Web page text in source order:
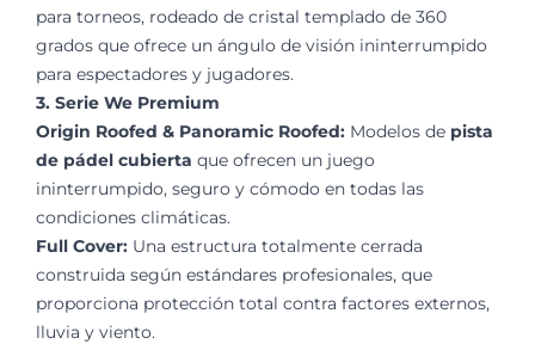
para torneos, rodeado de cristal templado de 360
grados que ofrece un ángulo de visión ininterrumpido
para espectadores y jugadores.
3. Serie We Premium
Origin Roofed & Panoramic Roofed: Modelos de pista
de pádel cubierta que ofrecen un juego
ininterrumpido, seguro y cómodo en todas las
condiciones climáticas.
Full Cover: Una estructura totalmente cerrada
construida según estándares profesionales, que
proporciona protección total contra factores externos,
lluvia y viento.